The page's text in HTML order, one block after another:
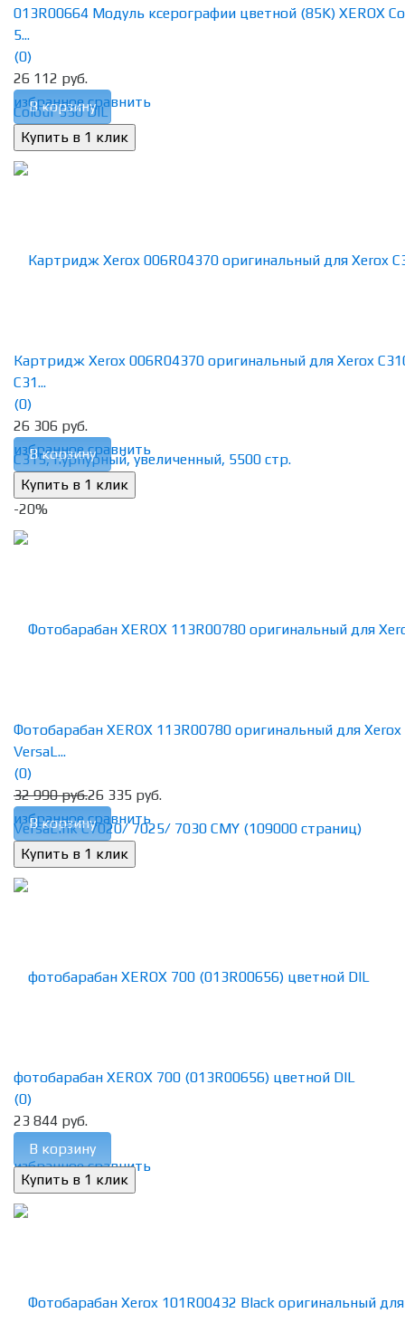
избранное сравнить
013R00664 Модуль ксерографии цветной (85K) XEROX
5...
(0)
26 112 руб.
В корзину
избранное сравнить
Картридж Xerox 006R04370 оригинальный для Xerox
C31...
(0)
26 306 руб.
В корзину
-20%
избранное сравнить
Фотобарабан XEROX 113R00780 оригинальный для Xerox
VersaL...
(0)
32 990 руб.26 335 руб.
В корзину
избранное сравнить
фотобарабан XEROX 700 (013R00656) цветной DIL
(0)
23 844 руб.
В корзину